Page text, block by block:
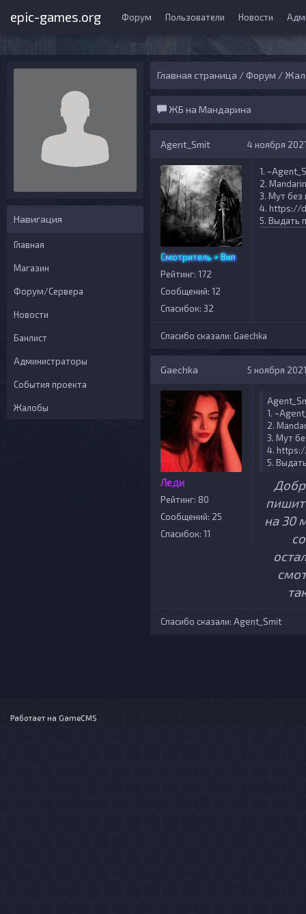
epic-games.org Форум Пользователи Новости
Навигация
Главная
Магазин
Форум/Сервера
Новости
Банлист
Администраторы
События проекта
Жалобы
Главная страница /Форум /
ЖБ на Мандарина
Agent_Smit 4 ноября
Смотритель + Вип
Рейтинг: 172
Сообщений: 12
Спасибок: 32
1.
2.
3. Мут без
4. https://
5. Выдать
Спасибо сказали: Gaechka
Gaechka 5 ноября
Леди
Рейтинг: 80
Сообщений: 25
Спасибок: 11
1.
2.
3. Мут
4.
5.
на 30
Спасибо сказали: Agent_Smit
Работает на GameCMS